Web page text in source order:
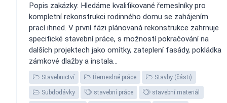
Popis zakázky: Hledáme kvalifikované řemeslníky pro
kompletní rekonstrukci rodinného domu se zahájením
prací ihned. V první fázi plánovaná rekonstrukce zahrnuje
specifické stavební práce, s možností pokračování na
dalších projektech jako omítky, zateplení fasády, pokládka
zámkové dlažby a instala...
Stavebnictví Řemeslné práce Stavby (části)
Subdodávky stavební práce stavební materiál